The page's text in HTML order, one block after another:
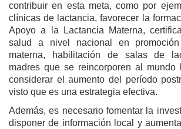
contribuir en esta meta, como por
clínicas de lactancia, favorecer la
Apoyo a la Lactancia Materna,
salud a nivel nacional en
materna, habilitación de salas de
madres que se reincorporen al mundo
considerar el aumento del período
visto que es una estrategia efectiva.
Además, es necesario fomentar la
disponer de información local y